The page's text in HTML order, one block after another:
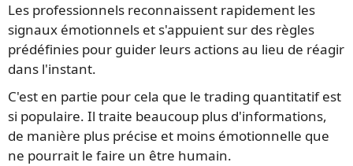
Les professionnels reconnaissent rapidement les
signaux émotionnels et s'appuient sur des règles
prédéfinies pour guider leurs actions au lieu de réagir
dans l'instant.
C'est en partie pour cela que le trading quantitatif est
si populaire. Il traite beaucoup plus d'informations,
de manière plus précise et moins émotionnelle que
ne pourrait le faire un être humain.